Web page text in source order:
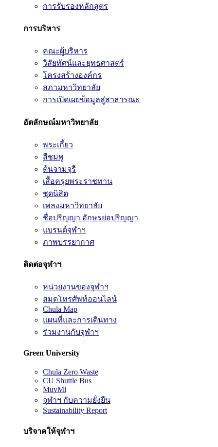
การรับรองหลักสูตร
การบริหาร
คณะผู้บริหาร
วิสัยทัศน์และยุทธศาสตร์
โครงสร้างองค์กร
สภามหาวิทยาลัย
การเปิดเผยข้อมูลสู่สาธารณะ
อัตลักษณ์มหาวิทยาลัย
พระเกี้ยว
สีชมพู
ต้นจามจุรี
เสื้อครุยพระราชทาน
ชุดนิสิต
เพลงมหาวิทยาลัย
ชื่อปริญญา อักษรย่อปริญญา
แบรนด์จุฬาฯ
ภาพบรรยากาศ
ติดต่อจุฬาฯ
หน่วยงานของจุฬาฯ
สมุดโทรศัพท์ออนไลน์
Chula Map
แผนที่และการเดินทาง
ร่วมงานกับจุฬาฯ
Green University
Chula Zero Waste
CU Shuttle Bus
MuvMi
จุฬาฯ กับความยั่งยืน
Sustainability Report
บริจาคให้จุฬาฯ